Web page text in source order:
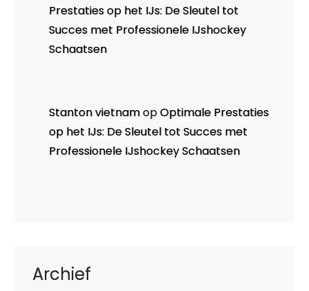
Prestaties op het IJs: De Sleutel tot
Succes met Professionele IJshockey
Schaatsen
Stanton vietnamopOptimale Prestaties
op het IJs: De Sleutel tot Succes met
Professionele IJshockey Schaatsen
Archief